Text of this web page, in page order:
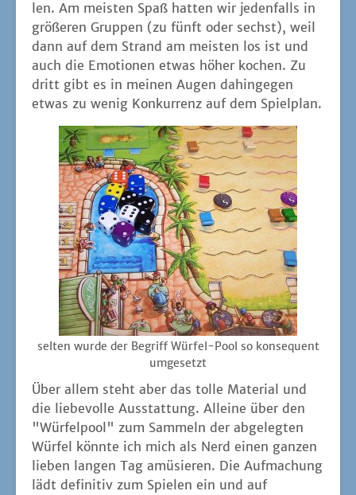
len. Am meis­ten Spaß hat­ten wir jeden­falls in
grö­ße­ren Grup­pen (zu fünft oder sechst), weil
dann auf dem Strand am meis­ten los ist und
auch die Emo­tio­nen etwas höher kochen. Zu
dritt gibt es in mei­nen Augen dahin­ge­gen
etwas zu wenig Kon­kur­renz auf dem Spielplan.
sel­ten wur­de der Begriff Wür­fel-Pool so kon­se­quent
umgesetzt
Über allem steht aber das tol­le Mate­ri­al und
die lie­be­vol­le Aus­stat­tung. Allei­ne über den
"Wür­fel­pool" zum Sam­meln der abge­leg­ten
Wür­fel könn­te ich mich als Nerd einen gan­zen
lie­ben lan­gen Tag amü­sie­ren. Die Auf­ma­chung
lädt defi­ni­tiv zum Spie­len ein und auf